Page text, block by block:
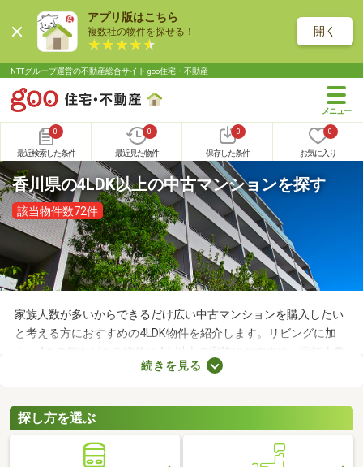
アプリ版はこちら
複数社の物件を探せる！ 開く
NTTグループ運営の不動産総合サイト goo住宅・不動産
0
最近検索した条件
0
最近見た物件
0
保存した条件
0
お気に入り
香川県の4LDK以上の中古マンションを探す
該当物件数72件
家族人数が多いからできるだけ広い中古マンションを購入したい
と考える方におすすめの4LDK物件を紹介します。リビングに加
え、4つの個室がある物件は4人以上の家族におすすめ。家族人数
が多くても、お部屋の数が多ければ生活空間をしっかり分けられ
間取りや設備、購入費用などをチェックしてみてくださいね。
続きを見る
探し方を選ぶ